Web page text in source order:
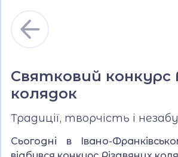
Святковий конкурс
колядок
Традиції, творчість і
Сьогодні в Івано-